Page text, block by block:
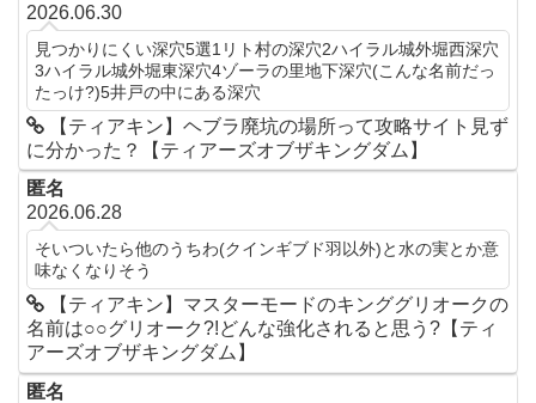
2026.06.30
見つかりにくい深穴5選1リト村の深穴2ハイラル城外堀西深穴
3ハイラル城外堀東深穴4ゾーラの里地下深穴(こんな名前だっ
たっけ?)5井戸の中にある深穴
【ティアキン】ヘブラ廃坑の場所って攻略サイト見ず
に分かった？【ティアーズオブザキングダム】
匿名
2026.06.28
そいついたら他のうちわ(クインギブド羽以外)と水の実とか意
味なくなりそう
【ティアキン】マスターモードのキンググリオークの
名前は○○グリオーク?!どんな強化されると思う?【ティ
アーズオブザキングダム】
匿名